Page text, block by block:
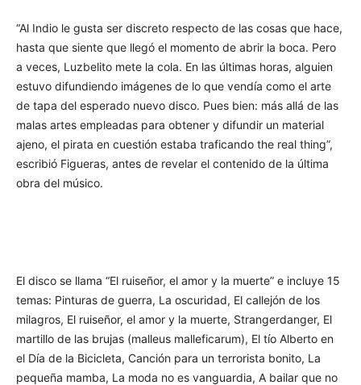
“Al Indio le gusta ser discreto respecto de las cosas que hace,
hasta que siente que llegó el momento de abrir la boca. Pero
a veces, Luzbelito mete la cola. En las últimas horas, alguien
estuvo difundiendo imágenes de lo que vendía como el arte
de tapa del esperado nuevo disco. Pues bien: más allá de las
malas artes empleadas para obtener y difundir un material
ajeno, el pirata en cuestión estaba traficando the real thing”,
escribió Figueras, antes de revelar el contenido de la última
obra del músico.
El disco se llama “El ruiseñor, el amor y la muerte” e incluye 15
temas: Pinturas de guerra, La oscuridad, El callejón de los
milagros, El ruiseñor, el amor y la muerte, Strangerdanger, El
martillo de las brujas (malleus malleficarum), El tío Alberto en
el Día de la Bicicleta, Canción para un terrorista bonito, La
pequeña mamba, La moda no es vanguardia, A bailar que no